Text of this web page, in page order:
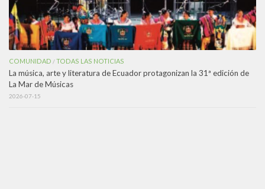
COMUNIDAD /TODAS LAS NOTICIAS
La música, arte y literatura de Ecuador protagonizan la 31ª edición de
La Mar de Músicas
2026-07-15